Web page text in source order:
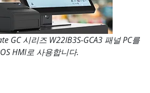
GC 시리즈 W22IB3S-GCA3 패널 PC를
HMI로 사용합니다.